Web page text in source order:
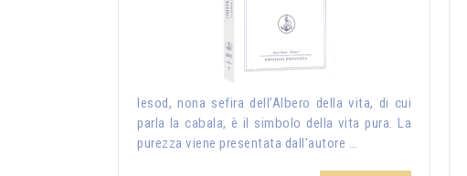
Iesod, nona sefira dell’Albero della vita, di cui
parla la cabala, è il simbolo della vita pura. La
purezza viene presentata dall'autore …